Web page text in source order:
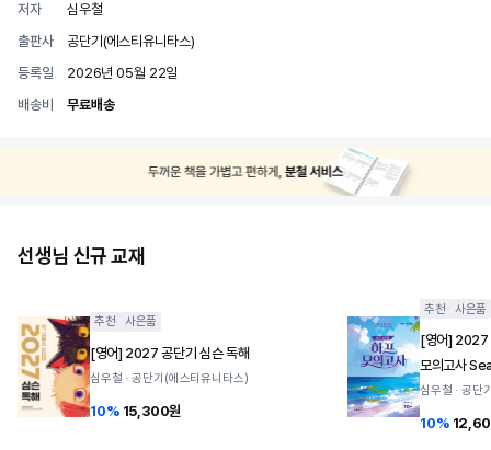
저자
심우철
출판사
공단기(에스티유니타스)
등록일
2026년 05월 22일
배송비
무료배송
선생님 신규 교재
추천 사은품
[영어] 2027 공단기 심슨 독해
심우철 · 공단기(에스티유니타스)
10% 15,300원
추천 사은품
[영어] 2027
모의고사
심우철 · 공단
10%
사진 첨부(선택)0/3
jpg, jpeg, gif, png 파일만 최대 3장 업로드 가능합니다.
최대 2MB까지 업로드 가능합니다.